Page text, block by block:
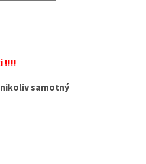
!!!!
samotný